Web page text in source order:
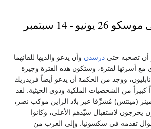
الطريق إلى موسكو 26 يونيو - 14 سبتمبر
أن تصحبه حتى درسدن وأن يدعو والديها للقائهما
أسرتها لفترة، وستكون هذه الفترة وجيزة
ووجد من الحكمة أن يدعو أيضاً فريدريك
كبيراً من الشخصيات الملكية وذوي الحيثية. لقد
(مينتس) مُشرِّقا عبر بلاد الراين موكب نصر،
يخرجون لاستقبال سيّدهم الأعلى، وكانوا
تقدمه في سكسونيا. وإلى الغرب من